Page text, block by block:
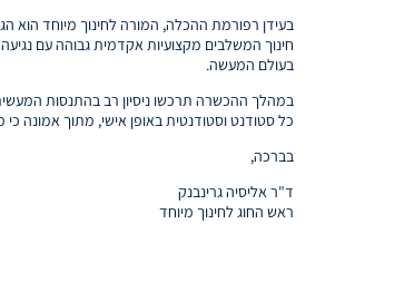
בעידן רפורמת ההכלה, המורה לחינוך מיוחד
חינוך המשלבים מקצועיות אקדמית גבוהה עם
בעולם המעשה.
במהלך ההכשרה תרכשו ניסיון רב בהתנסות
כל סטודנט וסטודנטית באופן אישי, מתוך אמונה כי
בברכה,
ד"ר אליסיה גרינבנק
ראש החוג לחינוך מיוחד